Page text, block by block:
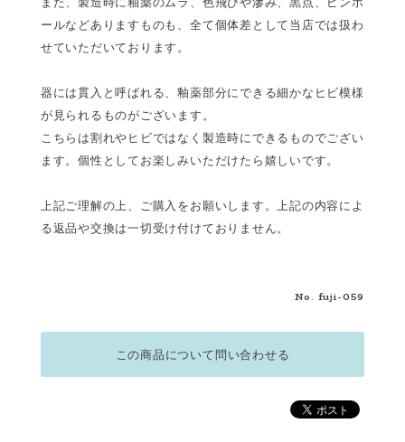
ールなどありますものも、全て個体差として当店では扱わ
せていただいております。
器には貫入と呼ばれる、釉薬部分にできる細かなヒビ模様
が見られるものがございます。
こちらは割れやヒビではなく製造時にできるものでござい
ます。個性としてお楽しみいただけたら嬉しいです。
上記ご理解の上、ご購入をお願いします。上記の内容によ
る返品や交換は一切受け付けておりません。
No. fuji-059
この商品について問い合わせる